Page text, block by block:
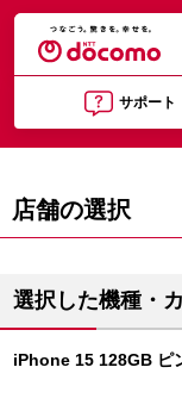
サポート
店舗の選択
選択した機種・
iPhone 15 128GB ピ